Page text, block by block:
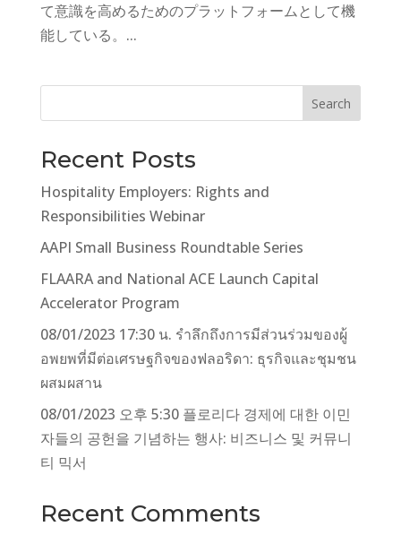
て意識を高めるためのプラットフォームとして機
能している。...
Search
Recent Posts
Hospitality Employers: Rights and
Responsibilities Webinar
AAPI Small Business Roundtable Series
FLAARA and National ACE Launch Capital
Accelerator Program
08/01/2023 17:30 น. รำลึกถึงการมีส่วนร่วมของผู้
อพยพที่มีต่อเศรษฐกิจของฟลอริดา: ธุรกิจและชุมชน
ผสมผสาน
08/01/2023 오후 5:30 플로리다 경제에 대한 이민
자들의 공헌을 기념하는 행사: 비즈니스 및 커뮤니
티 믹서
Recent Comments